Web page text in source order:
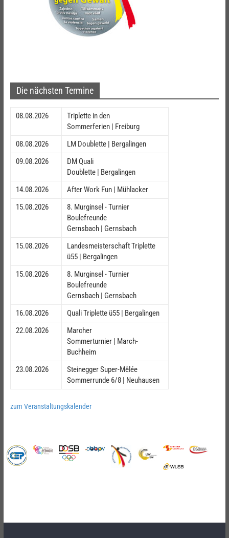
Die nächsten Termine
08.08.2026
Triplette in den
Sommerferien | Freiburg
08.08.2026
LM Doublette | Bergalingen
09.08.2026
DM Quali
Doublette | Bergalingen
14.08.2026
After Work Fun | Mühlacker
15.08.2026
8. Murginsel - Turnier
Boulefreunde
Gernsbach | Gernsbach
15.08.2026
Landesmeisterschaft Triplette
ü55 | Bergalingen
15.08.2026
8. Murginsel - Turnier
Boulefreunde
Gernsbach | Gernsbach
16.08.2026
Quali Triplette ü55 | Bergalingen
22.08.2026
Marcher
Sommerturnier | March-
Buchheim
23.08.2026
Steinegger Super-Mêlée
Sommerrunde 6/8 | Neuhausen
zum Veranstaltungskalender